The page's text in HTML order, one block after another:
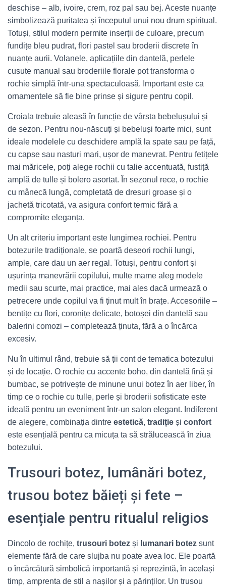
deschise – alb, ivoire, crem, roz pal sau bej. Aceste nuanțe
simbolizează puritatea și începutul unui nou drum spiritual.
Totuși, stilul modern permite inserții de culoare, precum
fundițe bleu pudrat, flori pastel sau broderii discrete în
nuanțe aurii. Volanele, aplicațiile din dantelă, perlele
cusute manual sau broderiile florale pot transforma o
rochie simplă într‑una spectaculoasă. Important este ca
ornamentele să fie bine prinse și sigure pentru copil.
Croiala trebuie aleasă în funcție de vârsta bebelușului și
de sezon. Pentru nou‑născuți și bebeluși foarte mici, sunt
ideale modelele cu deschidere amplă la spate sau pe față,
cu capse sau nasturi mari, ușor de manevrat. Pentru fetițele
mai măricele, poți alege rochii cu talie accentuată, fustiță
amplă de tulle și bolero asortat. În sezonul rece, o rochie
cu mânecă lungă, completată de dresuri groase și o
jachetă tricotată, va asigura confort termic fără a
compromite eleganța.
Un alt criteriu important este lungimea rochiei. Pentru
botezurile tradiționale, se poartă deseori rochii lungi,
ample, care dau un aer regal. Totuși, pentru confort și
ușurința manevrării copilului, multe mame aleg modele
medii sau scurte, mai practice, mai ales dacă urmează o
petrecere unde copilul va fi ținut mult în brațe. Accesoriile –
bentițe cu flori, coronițe delicate, botoșei din dantelă sau
balerini comozi – completează ținuta, fără a o încărca
excesiv.
Nu în ultimul rând, trebuie să ții cont de tematica botezului
și de locație. O rochie cu accente boho, din dantelă fină și
bumbac, se potrivește de minune unui botez în aer liber, în
timp ce o rochie cu tulle, perle și broderii sofisticate este
ideală pentru un eveniment într‑un salon elegant. Indiferent
de alegere, combinația dintre estetică, tradiție și confort
este esențială pentru ca micuța ta să strălucească în ziua
botezului.
Trusouri botez, lumânări botez,
trusou botez băieți și fete –
esențiale pentru ritualul religios
Dincolo de rochițe, trusouri botez și lumanari botez sunt
elemente fără de care slujba nu poate avea loc. Ele poartă
o încărcătură simbolică importantă și reprezintă, în același
timp, amprenta de stil a nașilor și a părinților. Un trusou